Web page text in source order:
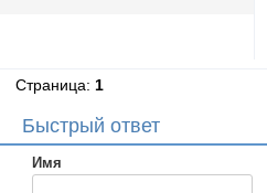
Страница: 1
Быстрый ответ
Имя